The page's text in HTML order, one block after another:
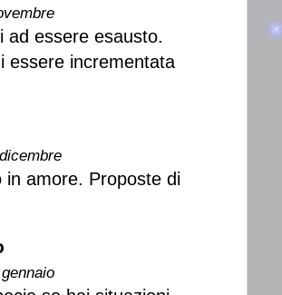
ad essere esausto.
essere incrementata
in amore. Proposte di